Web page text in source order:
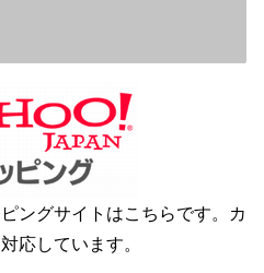
ングサイトはこちらです。カ
応しています。